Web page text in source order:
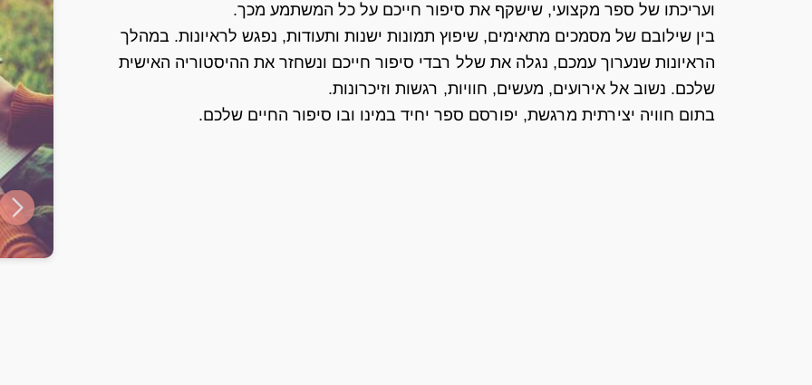
ועריכתו של ספר מקצועי, שישקף את סיפור חייכם על כל המשתמע מכך.
בין שילובם של מסמכים מתאימים, שיפוץ תמונות ישנות ותעודות, נפגש לראיונות. במהלך
הראיונות שנערוך עמכם, נגלה את שלל רבדי סיפור חייכם ונשחזר את ההיסטוריה האישית
שלכם. נשוב אל אירועים, מעשים, חוויות, רגשות וזיכרונות.
בתום חוויה יצירתית מרגשת, יפורסם ספר יחיד במינו ובו סיפור החיים שלכם.